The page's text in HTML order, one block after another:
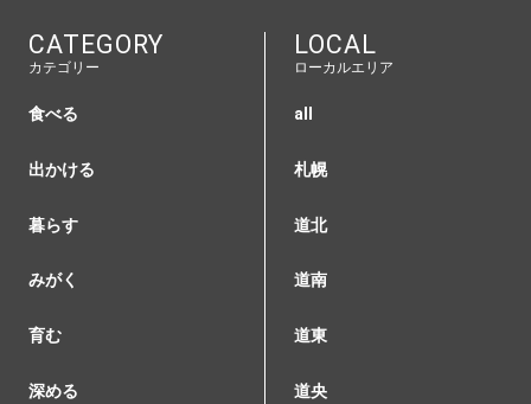
CATEGORY
カテゴリー
食べる
出かける
暮らす
みがく
育む
深める
LOCAL
ローカルエリア
all
札幌
道北
道南
道東
道央